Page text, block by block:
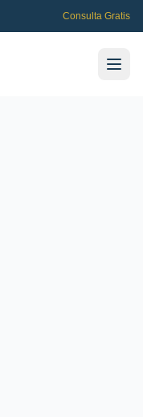
Consulta Gratis